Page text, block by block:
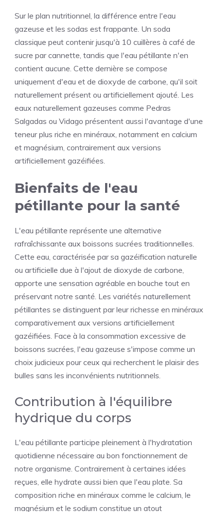
Sur le plan nutritionnel, la différence entre l'eau
gazeuse et les sodas est frappante. Un soda
classique peut contenir jusqu'à 10 cuillères à café de
sucre par cannette, tandis que l'eau pétillante n'en
contient aucune. Cette dernière se compose
uniquement d'eau et de dioxyde de carbone, qu'il soit
naturellement présent ou artificiellement ajouté. Les
eaux naturellement gazeuses comme Pedras
Salgadas ou Vidago présentent aussi l'avantage d'une
teneur plus riche en minéraux, notamment en calcium
et magnésium, contrairement aux versions
artificiellement gazéifiées.
Bienfaits de l'eau
pétillante pour la santé
L'eau pétillante représente une alternative
rafraîchissante aux boissons sucrées traditionnelles.
Cette eau, caractérisée par sa gazéification naturelle
ou artificielle due à l'ajout de dioxyde de carbone,
apporte une sensation agréable en bouche tout en
préservant notre santé. Les variétés naturellement
pétillantes se distinguent par leur richesse en minéraux
comparativement aux versions artificiellement
gazéifiées. Face à la consommation excessive de
boissons sucrées, l'eau gazeuse s'impose comme un
choix judicieux pour ceux qui recherchent le plaisir des
bulles sans les inconvénients nutritionnels.
Contribution à l'équilibre
hydrique du corps
L'eau pétillante participe pleinement à l'hydratation
quotidienne nécessaire au bon fonctionnement de
notre organisme. Contrairement à certaines idées
reçues, elle hydrate aussi bien que l'eau plate. Sa
composition riche en minéraux comme le calcium, le
magnésium et le sodium constitue un atout